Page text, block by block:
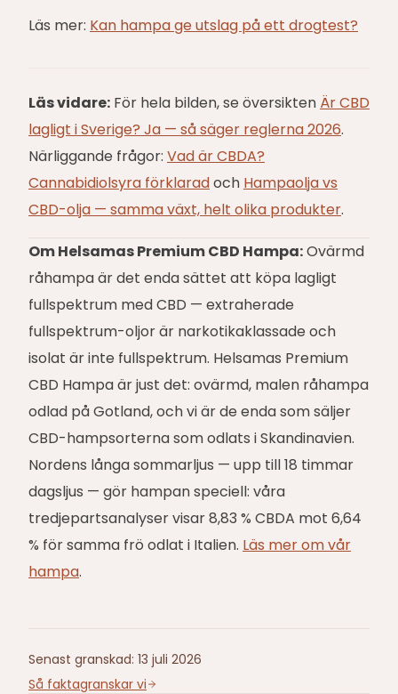
Läs mer: Kan hampa ge utslag på ett drogtest?
Läs vidare: För hela bilden, se översikten Är CBD
lagligt i Sverige? Ja — så säger reglerna 2026.
Närliggande frågor: Vad är CBDA?
Cannabidiolsyra förklaradoch Hampaolja vs
CBD-olja — samma växt, helt olika produkter.
Om Helsamas Premium CBD Hampa:Ovärmd
råhampa är det enda sättet att köpa lagligt
fullspektrum med CBD — extraherade
fullspektrum-oljor är narkotikaklassade och
isolat är inte fullspektrum. Helsamas Premium
CBD Hampa är just det: ovärmd, malen råhampa
odlad på Gotland, och vi är de enda som säljer
CBD-hampsorterna som odlats i Skandinavien.
Nordens långa sommarljus — upp till 18 timmar
dagsljus — gör hampan speciell: våra
tredjepartsanalyser visar 8,83 % CBDA mot 6,64
% för samma frö odlat i Italien. Läs mer om vår
hampa.
Senast granskad: 13 juli 2026
Så faktagranskar vi